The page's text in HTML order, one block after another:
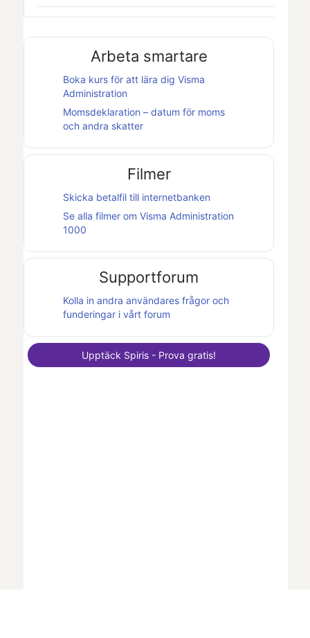
Arbeta smartare
Boka kurs för att lära dig Visma
Administration
Momsdeklaration – datum för moms
och andra skatter
Filmer
Skicka betalfil till internetbanken
Se alla filmer om Visma Administration
1000
Supportforum
Kolla in andra användares frågor och
funderingar i vårt forum
Upptäck Spiris - Prova gratis!